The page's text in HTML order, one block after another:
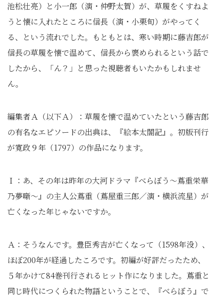
池松壮亮）と小一郎（演・仲野太賀）が、草履をくすねよ
うと懐に入れたところに信長（演・小栗旬）がやってく
る、という流れでした。もともとは、寒い時期に藤吉郎が
信長の草履を懐で温めて、信長から褒められるという話で
したから、「ん？」と思った視聴者もいたかもしれませ
ん。
編集者Ａ（以下Ａ）：草履を懐で温めていたという藤吉郎
の有名なエピソードの出典は、『絵本太閤記』。初版刊行
が寛政９年（1797）の作品になります。
Ｉ：あ、その年は昨年の大河ドラマ『べらぼう～蔦重栄華
乃夢噺～』の主人公蔦重（蔦屋重三郎／演・横浜流星）が
亡くなった年じゃないですか。
Ａ：そうなんです。豊臣秀吉が亡くなって（1598年没）、
ほぼ200年が経過したころです。初編が好評だったため、
５年かけて84巻刊行されるヒット作になりました。蔦重と
同じ時代につくられた物語ということで、『べらぼう』で